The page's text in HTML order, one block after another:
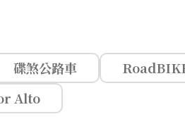
碟煞公路車
Alto